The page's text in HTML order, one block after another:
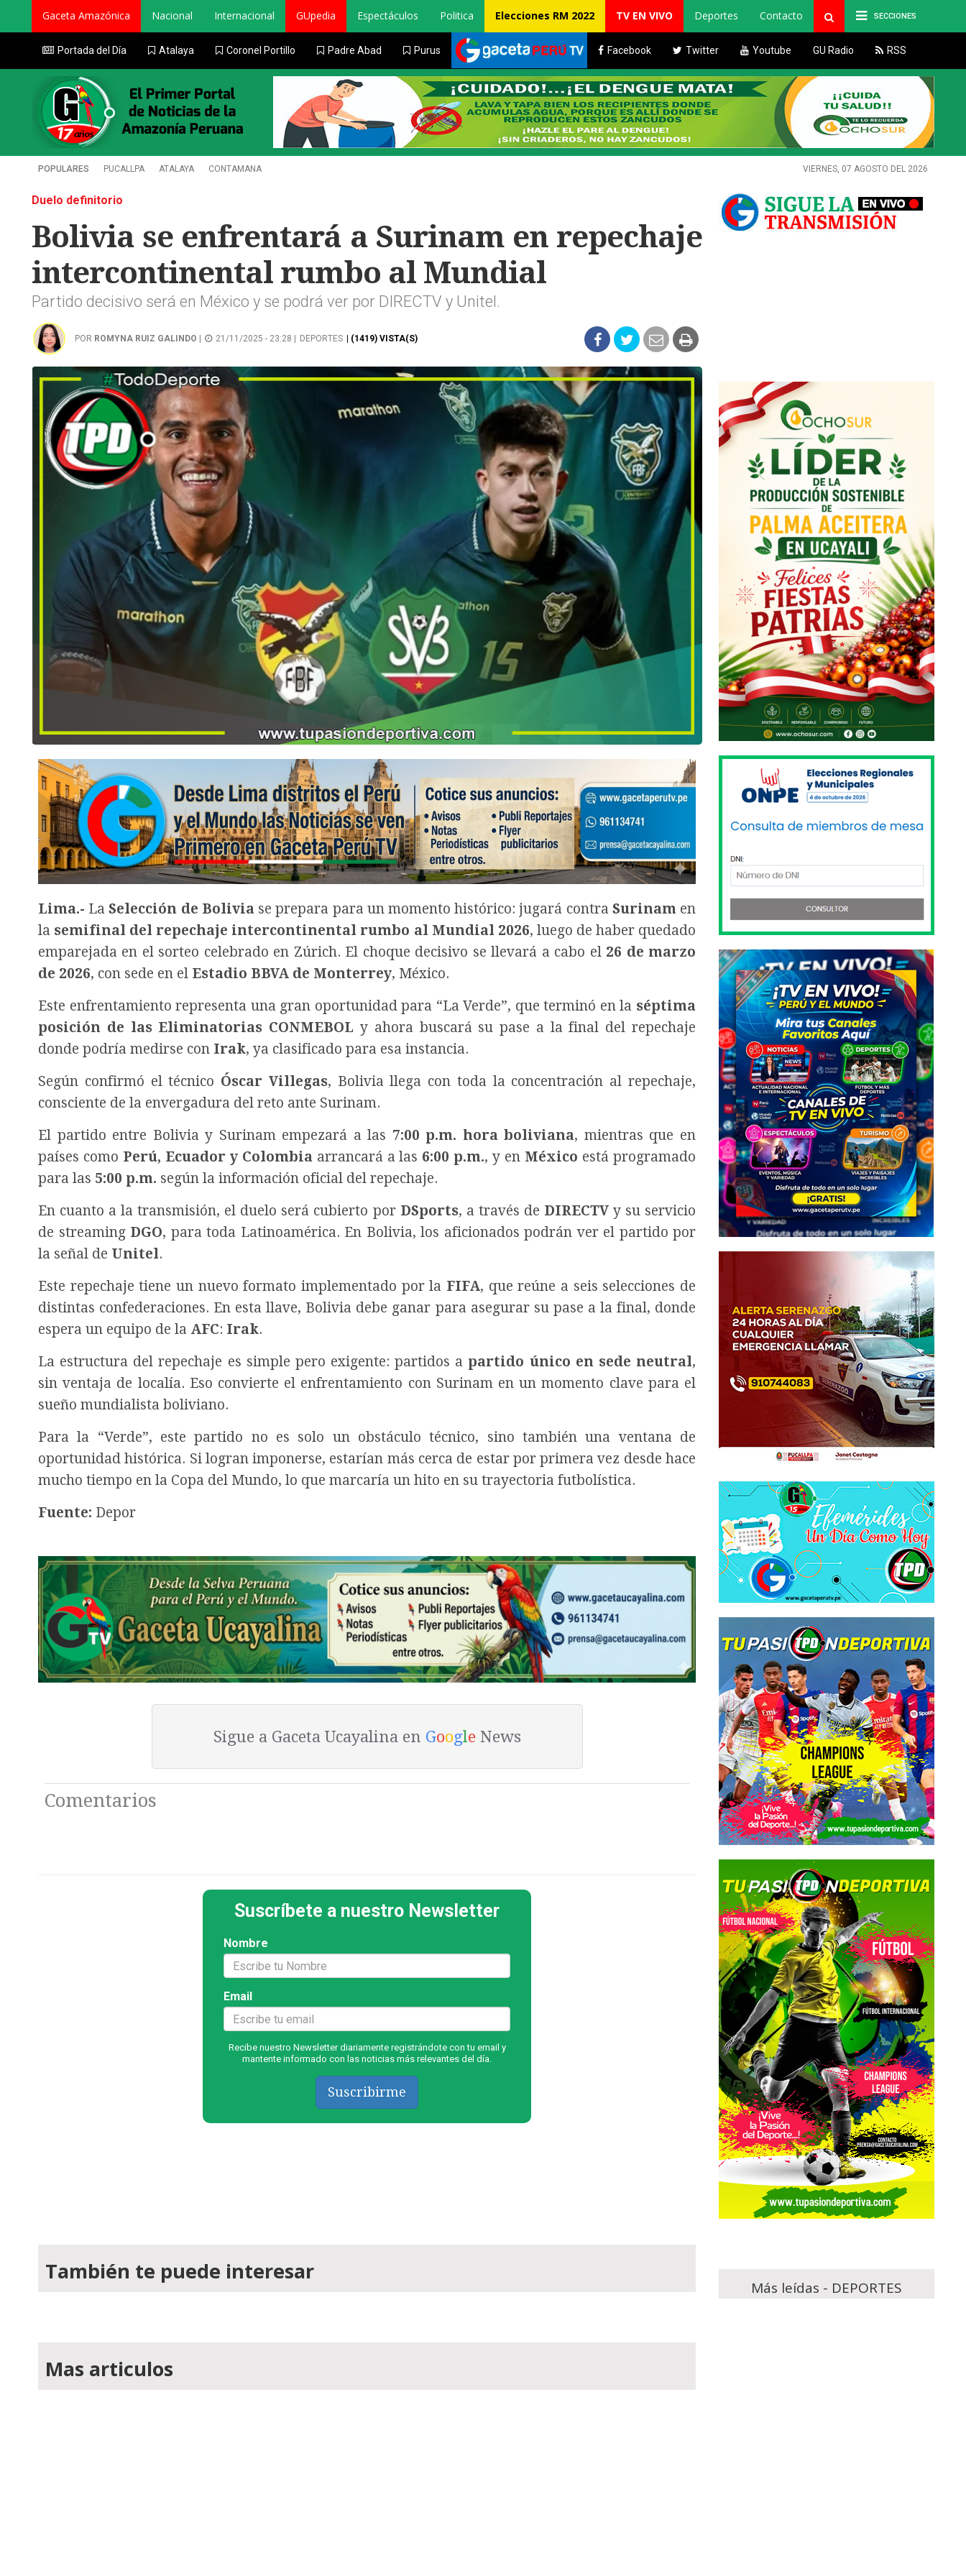
SECCIONES
Gaceta Amazónica Nacional Internacional GUpedia Espectáculos Politica Elecciones RM 2022 TV EN VIVO Deportes Contacto
Portada del Día Atalaya Coronel Portillo Padre Abad Purus Facebook Twitter Youtube GU Radio RSS
POPULARES PUCALLPA ATALAYA CONTAMANA VIERNES, 07 AGOSTO DEL 2026
Duelo definitorio
Bolivia se enfrentará a Surinam en repechaje
intercontinental rumbo al Mundial
Partido decisivo será en México y se podrá ver por DIRECTV y Unitel.
POR ROMYNA RUIZ GALINDO 21/11/2025 - 23:28 | DEPORTES | (1419) VISTA(S)
Lima.- LaSelección de Boliviase prepara para un momento histórico: jugará contra Surinamen
la semifinal del repechaje intercontinental rumbo al Mundial 2026, luego de haber quedado
emparejada en el sorteo celebrado en Zúrich. El choque decisivo se llevará a cabo el 26 de marzo
de 2026, con sede en el Estadio BBVA de Monterrey, México.
Este enfrentamiento representa una gran oportunidad para “La Verde”, que terminó en la séptima
posición de las Eliminatorias CONMEBOL y ahora buscará su pase a la final del repechaje
donde podría medirse con Irak, ya clasificado para esa instancia.
Según confirmó el técnico Óscar Villegas, Bolivia llega con toda la concentración al repechaje,
consciente de la envergadura del reto ante Surinam.
El partido entre Bolivia y Surinam empezará a las 7:00 p.m. hora boliviana, mientras que en
países como Perú, Ecuador y Colombiaarrancará a las 6:00 p.m., y en México está programado
para las 5:00 p.m. según la información oficial del repechaje.
En cuanto a la transmisión, el duelo será cubierto por DSports, a través de DIRECTVy su servicio
de streaming DGO, para toda Latinoamérica. En Bolivia, los aficionados podrán ver el partido por
la señal de Unitel.
Este repechaje tiene un nuevo formato implementado por la FIFA, que reúne a seis selecciones de
distintas confederaciones. En esta llave, Bolivia debe ganar para asegurar su pase a la final, donde
espera un equipo de la AFC: Irak.
La estructura del repechaje es simple pero exigente: partidos a partido único en sede neutral,
sin ventaja de localía. Eso convierte el enfrentamiento con Surinam en un momento clave para el
sueño mundialista boliviano.
Para la “Verde”, este partido no es solo un obstáculo técnico, sino también una ventana de
oportunidad histórica. Si logran imponerse, estarían más cerca de estar por primera vez desde hace
mucho tiempo en la Copa del Mundo, lo que marcaría un hito en su trayectoria futbolística.
Fuente: Depor
Sigue a Gaceta Ucayalina en GoogleNews
Comentarios
Suscríbete a nuestro Newsletter
Nombre
Email
Recibe nuestro Newsletter diariamente registrándote con tu email y
mantente informado con las noticias más relevantes del día.
Suscribirme
También te puede interesar
Mas articulos
Más leídas - DEPORTES